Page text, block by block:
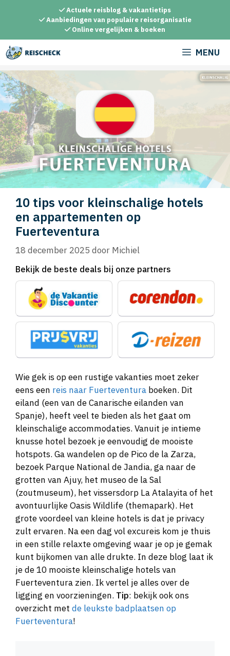
inhoud
Actuele reisblog & vakantietips
Aanbiedingen van populaire reisorganisatie
Online vergelijken & boeken
MENU
10 tips voor kleinschalige hotels
en appartementen op
Fuerteventura
18 december 2025 door Michiel
Bekijk de beste deals bij onze partners
Wie gek is op een rustige vakanties moet zeker
eens een reis naar Fuerteventura boeken. Dit
eiland (een van de Canarische eilanden van
Spanje), heeft veel te bieden als het gaat om
kleinschalige accommodaties. Vanuit je intieme
knusse hotel bezoek je eenvoudig de mooiste
hotspots. Ga wandelen op de Pico de la Zarza,
bezoek Parque National de Jandia, ga naar de
grotten van Ajuy, het museo de la Sal
(zoutmuseum), het vissersdorp La Atalayita of het
avontuurlijke Oasis Wildlife (themapark). Het
grote voordeel van kleine hotels is dat je privacy
zult ervaren. Na een dag vol excureis kom je thuis
in een stille relaxte omgeving waar je op je gemak
kunt bijkomen van alle drukte. In deze blog laat ik
je de 10 mooiste kleinschalige hotels van
Fuerteventura zien. Ik vertel je alles over de
ligging en voorzieningen. Tip: bekijk ook ons
overzicht met de leukste badplaatsen op
Fuerteventura!